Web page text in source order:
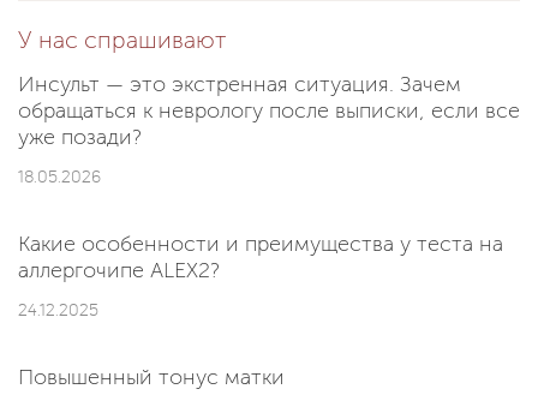
У нас спрашивают
Инсульт — это экстренная ситуация. Зачем
обращаться к неврологу после выписки, если все
уже позади?
18.05.2026
Какие особенности и преимущества у теста на
аллергочипе ALEX2?
24.12.2025
Повышенный тонус матки